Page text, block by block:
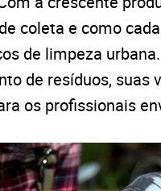
coleta e como
de limpeza
de resíduos, suas
os profissionais